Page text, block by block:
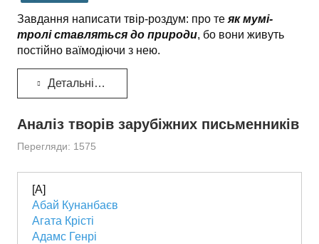
Завдання написати твір-роздум: про те як мумі-
тролі ставляться до природи, бо вони живуть
постійно ваїмодіючи з нею.
Детальніше...
Аналіз творів зарубіжних письменників
Перегляди: 1575
[А]
Абай Кунанбаєв
Агата Крісті
Адамс Генрі